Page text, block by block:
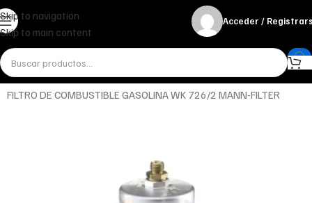
Skip to navigation
Skip to main content
Acceder /
InicioMiscelánea - otrosOtros
FILTRO DE COMBUSTIBLE GASOLINA WK 726/2 MANN-FILTER